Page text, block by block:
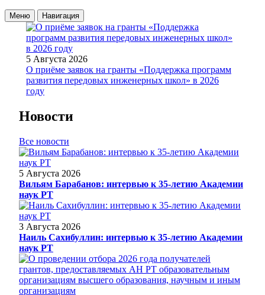
Меню Навигация
5 Августа 2026
О приёме заявок на гранты «Поддержка программ
развития передовых инженерных школ» в 2026
году
Новости
Все новости
5 Августа 2026
Вильям Барабанов: интервью к 35-летию Академии
наук РТ
3 Августа 2026
Наиль Сахибуллин: интервью к 35-летию Академии
наук РТ